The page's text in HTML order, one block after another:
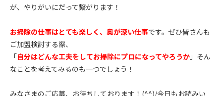
が、やりがいにだって繋がります！
お掃除の仕事はとても楽しく、奥が深い仕事です。ぜひ皆さんも
ご加盟検討する際、
「自分はどんな工夫をしてお掃除にプロになってやろうか 」そん
なことを考えてみるのも一つでしょう！
みなさまのご応募、お待ちしております！(^^)/今日もお読みい